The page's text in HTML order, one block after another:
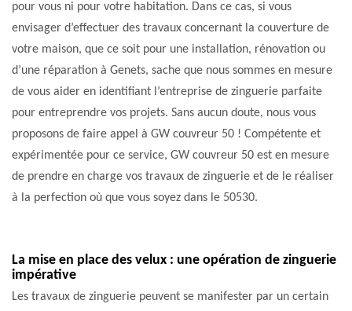
pour vous ni pour votre habitation. Dans ce cas, si vous
envisager d’effectuer des travaux concernant la couverture de
votre maison, que ce soit pour une installation, rénovation ou
d’une réparation à Genets, sache que nous sommes en mesure
de vous aider en identifiant l’entreprise de zinguerie parfaite
pour entreprendre vos projets. Sans aucun doute, nous vous
proposons de faire appel à GW couvreur 50 ! Compétente et
expérimentée pour ce service, GW couvreur 50 est en mesure
de prendre en charge vos travaux de zinguerie et de le réaliser
à la perfection où que vous soyez dans le 50530.
La mise en place des velux : une opération de zinguerie
impérative
Les travaux de zinguerie peuvent se manifester par un certain